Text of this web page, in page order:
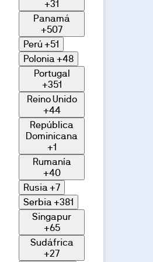
+31
Panamá
+507
Perú +51
Polonia+48
Portugal
+351
Reino Unido
+44
República
Dominicana
+1
Rumanía
+40
Rusia+7
Serbia+381
Singapur
+65
Sudáfrica
+27